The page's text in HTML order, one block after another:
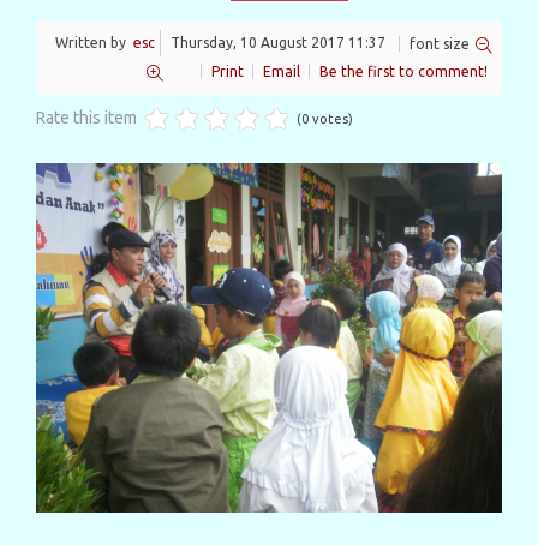
Written by esc Thursday, 10 August 2017 11:37
font size
Print
Email Be the first to comment!
Rate this item (0 votes)